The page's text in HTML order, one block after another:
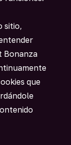
sitio,
Bonanza
que